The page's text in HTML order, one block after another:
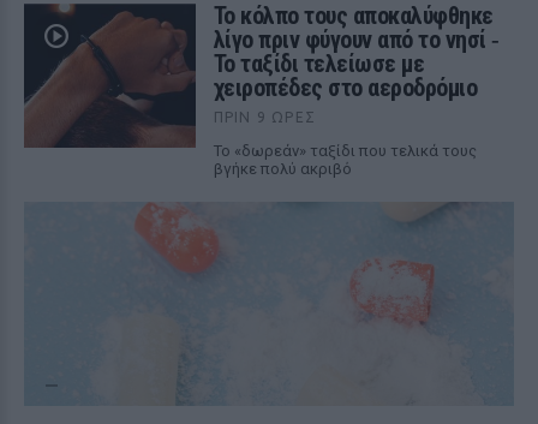
Το κόλπο τους αποκαλύφθηκε
λίγο πριν φύγουν από το νησί ‑
Το ταξίδι τελείωσε με
χειροπέδες στο αεροδρόμιο
ΠΡΙΝ 9 ΏΡΕΣ
Το «δωρεάν» ταξίδι που τελικά τους
βγήκε πολύ ακριβό